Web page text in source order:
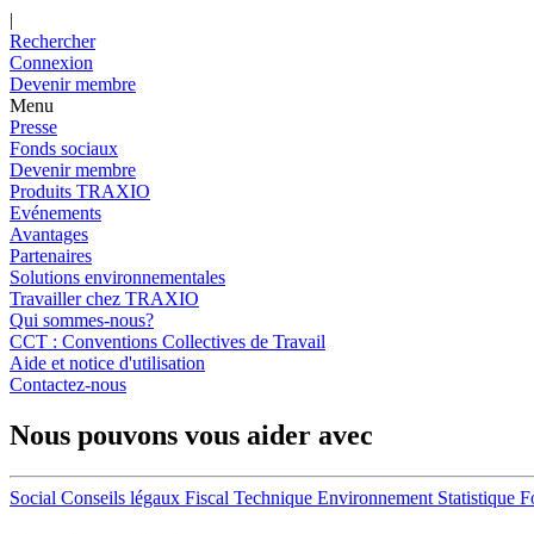
|
Rechercher
Connexion
Devenir membre
Menu
Presse
Fonds sociaux
Devenir membre
Produits TRAXIO
Evénements
Avantages
Partenaires
Solutions environnementales
Travailler chez TRAXIO
Qui sommes-nous?
CCT : Conventions Collectives de Travail
Aide et notice d'utilisation
Contactez-nous
Nous pouvons vous aider avec
Social Conseils légaux Fiscal Technique Environnement Statistique